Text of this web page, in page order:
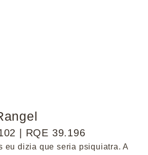
| RQE 39.196
eu dizia que seria psiquiatra. A